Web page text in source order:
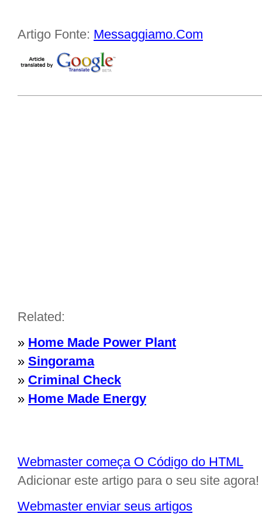
Artigo Fonte: Messaggiamo.Com
Related:
» Home Made Power Plant
» Singorama
» Criminal Check
» Home Made Energy
Webmaster começa O Código do HTML
Adicionar este artigo para o seu site agora!
Webmaster enviar seus artigos